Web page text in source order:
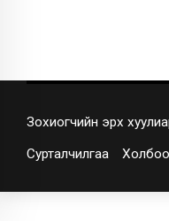
Зохиогчийн эрх
Сурталчилгаа